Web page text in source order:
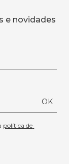
e novidades
OK
política de